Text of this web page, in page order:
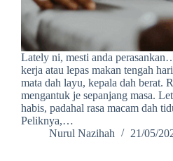
Lately ni, mesti anda
kerja atau lepas makan tengah
mata dah layu, kepala dah berat.
mengantuk je sepanjang masa.
habis, padahal rasa macam dah
Peliknya,…
Nurul Nazihah
21/05/